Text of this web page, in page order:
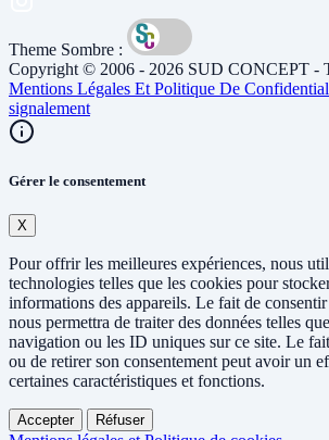
Theme Sombre :
Copyright © 2006 - 2026 SUD CONCEPT -
Mentions Légales Et Politique De
signalement
Gérer le consentement
X
Pour offrir les meilleures expériences, nous
technologies telles que les cookies pour
informations des appareils. Le fait de
nous permettra de traiter des données telles
navigation ou les ID uniques sur ce site. Le
ou de retirer son consentement peut avoir un
certaines caractéristiques et fonctions.
Accepter Réfuser